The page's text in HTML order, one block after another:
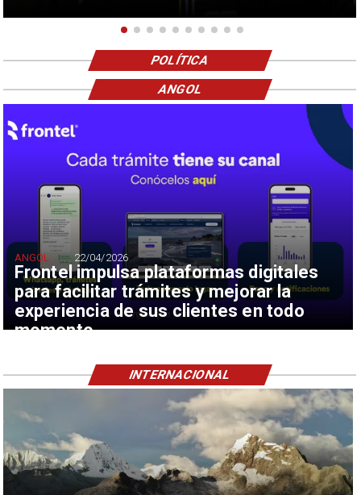
POLÍTICA
Frontel impulsa plataformas digitales
para facilitar trámites y mejorar la
experiencia de sus clientes en todo
momento
ANGOL 22/04/2026
ANGOL
INTERNACIONAL